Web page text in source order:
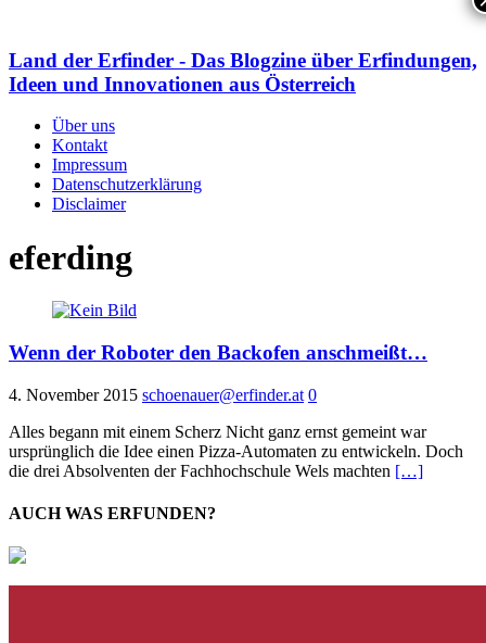
Land der Erfinder - Das Blogzine über Erfindungen,
Ideen und Innovationen aus Österreich
Über uns
Kontakt
Impressum
Datenschutzerklärung
Disclaimer
eferding
Wenn der Roboter den Backofen anschmeißt…
4. November 2015 schoenauer@erfinder.at 0
Alles begann mit einem Scherz Nicht ganz ernst gemeint war
ursprünglich die Idee einen Pizza-Automaten zu entwickeln. Doch
die drei Absolventen der Fachhochschule Wels machten […]
AUCH WAS ERFUNDEN?